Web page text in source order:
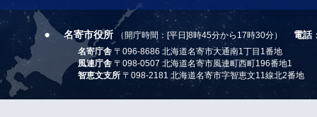
名寄市役所 （開庁時間：[平日]8時45分から17時30分） 電話
名寄庁舎 〒096-8686 北海道名寄市大通南1丁目1番地
風連庁舎 〒098-0507 北海道名寄市風連町西町196番地1
智恵文支所 〒098-2181 北海道名寄市字智恵文11線北2番地